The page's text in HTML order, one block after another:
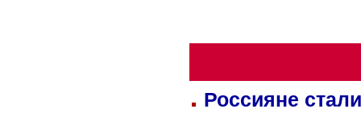
Россияне